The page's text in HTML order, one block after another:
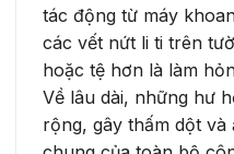
tác động từ máy
các vết nứt li ti trên
hoặc tệ hơn là làm
Về lâu dài, những hư
rộng, gây thấm dột